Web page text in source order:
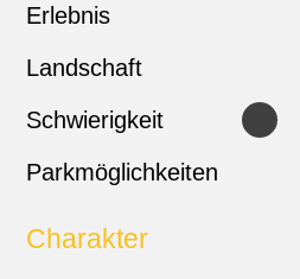
Erlebnis
Landschaft
Schwierigkeit
Parkmöglichkeiten
Charakter